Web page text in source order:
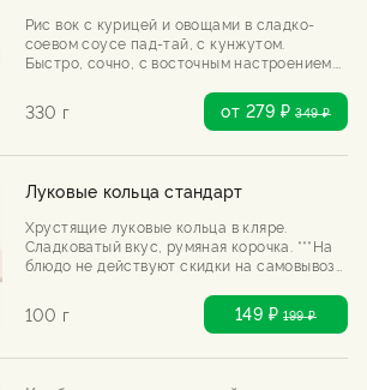
Рис вок с курицей и овощами в сладко-
соевом соусе пад-тай, с кунжутом.
Быстро, сочно, с восточным настроением.
самовывоз и день рождения
330 г от 279 ₽ 349₽
Луковые кольца стандарт
Хрустящие луковые кольца в кляре.
Сладковатый вкус, румяная корочка. ***На
блюдо не действуют скидки на самовывоз
100 г 149 ₽ 199₽